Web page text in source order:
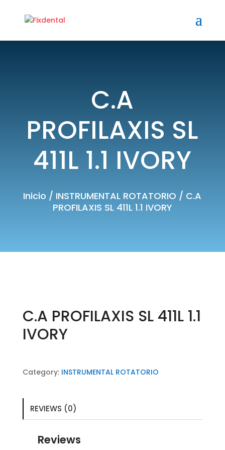
C.A
PROFILAXIS SL
411L 1.1 IVORY
Inicio / INSTRUMENTAL ROTATORIO / C.A
PROFILAXIS SL 411L 1.1 IVORY
C.A PROFILAXIS SL 411L 1.1
IVORY
Category: INSTRUMENTAL ROTATORIO
REVIEWS (0)
Reviews